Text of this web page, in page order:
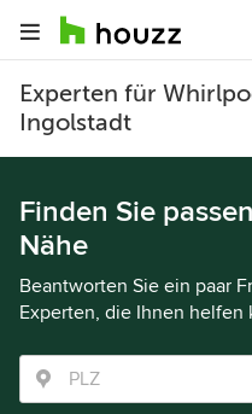
Experten für
Ingolstadt
Finden Sie
Nähe
Beantworten Sie ein paar
Experten, die Ihnen helfen